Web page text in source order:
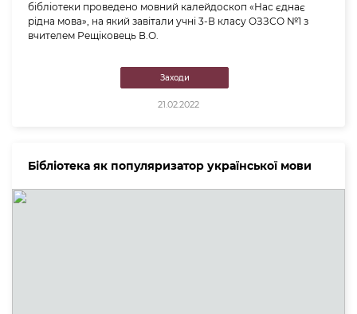
бібліотеки проведено мовний калейдоскоп «Нас єднає
рідна мова», на який завітали учні 3-В класу ОЗЗСО №1 з
вчителем Рещіковець В.О.
Заходи
21.02.2022
Бібліотека як популяризатор української мови